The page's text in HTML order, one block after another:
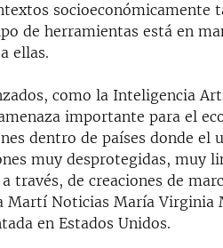
socioeconómicamente
de herramientas está en
ellas.
como la Inteligencia
importante para el
dentro de países donde el
muy desprotegidas, muy
través, de creaciones de
Martí Noticias María Virginia
en Estados Unidos.